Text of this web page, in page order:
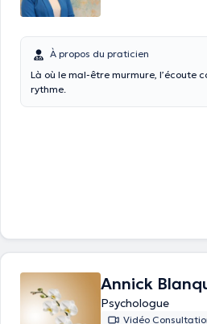
À propos du praticien
Là où le mal-être murmure, l’écoute
rythme.
Annick
Psychologue
Vidéo